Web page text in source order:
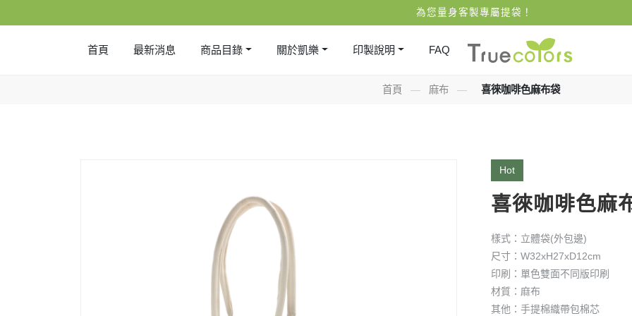
為您量身客製專屬提袋！
首頁 最新消息 商品目錄 關於凱樂 印製說明 FAQ
首頁 — 麻布 — 喜徠咖啡色麻布袋
Hot
喜徠咖啡色麻
樣式：立體袋(外包邊)
尺寸：W32xH27xD12cm
印刷：單色雙面不同版印刷
材質：麻布
其他：手提棉織帶包棉芯